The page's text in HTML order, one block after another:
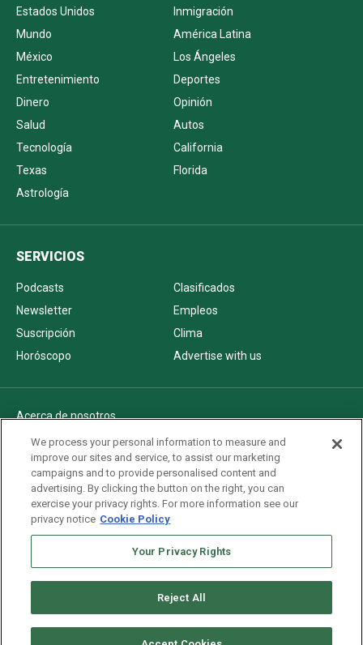
Estados Unidos
Inmigración
Mundo
América Latina
México
Los Ángeles
Entretenimiento
Deportes
Dinero
Opinión
Salud
Autos
Tecnología
California
Texas
Florida
Astrología
SERVICIOS
Podcasts
Clasificados
Newsletter
Empleos
Suscripción
Clima
Horóscopo
Advertise with us
Acerca de nosotros
Politica de privacidad
Pautas Editoriales
AdChoices
Advertise with us
Newsletters
We process your personal information to measure and
improve our sites and service, to assist our marketing
campaigns and to provide personalised content and
advertising. By clicking the button on the right, you can
exercise your privacy rights. For more information see our
privacy notice Cookie Policy
Your Privacy Rights
Reject All